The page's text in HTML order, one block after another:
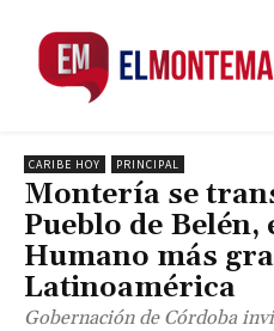
CARIBE HOY PRINCIPAL
Montería se
Pueblo de Belén,
Humano más
Latinoamérica
Gobernación de Córdoba